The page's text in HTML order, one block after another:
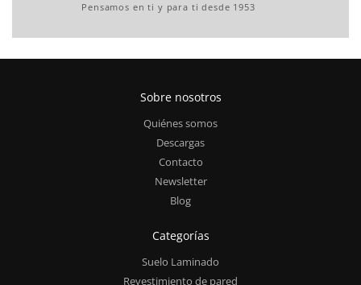
Pensamos en ti y para ti desde 1953
Sobre nosotros
Quiénes somos
Descargas
Contacto
Newsletter
Blog
Categorías
Suelo Laminado
Revestimiento de pared